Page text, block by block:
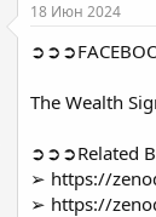
18 Июн 2024
The Wealth
➲➲➲Related
➢ https://
➢ https://